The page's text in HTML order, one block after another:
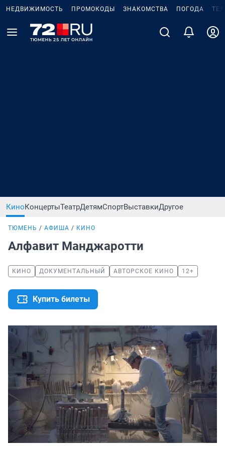
НЕДВИЖИМОСТЬ ПРОМОКОДЫ ЗНАКОМСТВА ПОГОДА
КиноКонцертыТеатрДетямСпортВыставкиДругое
ТЮМЕНЬ АФИША КИНО
Алфавит Манджаротти
КИНО ДОКУМЕНТАЛЬНЫЙ АВТОРСКОЕ КИНО 12+
Купить билеты